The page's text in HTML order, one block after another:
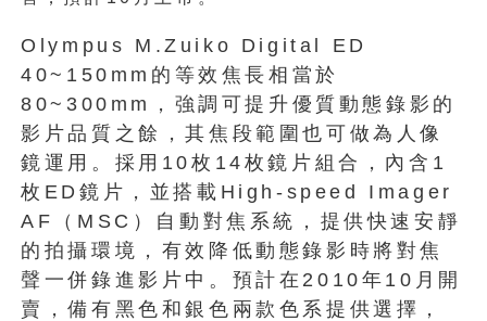
Olympus M.Zuiko Digital ED
40~150mm的等效焦長相當於
80~300mm，強調可提升優質動態錄影的
影片品質之餘，其焦段範圍也可做為人像
鏡運用。採用10枚14枚鏡片組合，內含1
枚ED鏡片，並搭載High-speed Imager
AF（MSC）自動對焦系統，提供快速安靜
的拍攝環境，有效降低動態錄影時將對焦
聲一併錄進影片中。預計在2010年10月開
賣，備有黑色和銀色兩款色系提供選擇，